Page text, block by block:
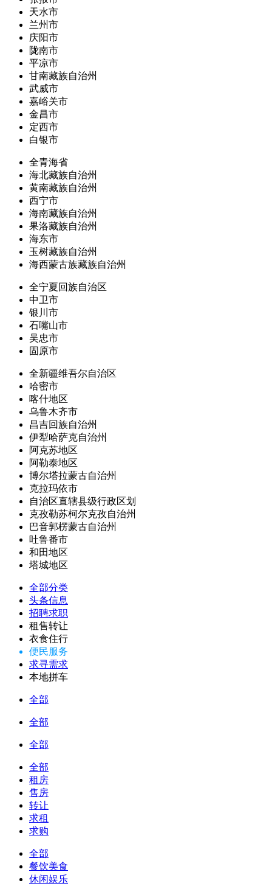
天水市
兰州市
庆阳市
陇南市
平凉市
甘南藏族自治州
武威市
嘉峪关市
金昌市
定西市
白银市
全青海省
海北藏族自治州
黄南藏族自治州
西宁市
海南藏族自治州
果洛藏族自治州
海东市
玉树藏族自治州
海西蒙古族藏族自治州
全宁夏回族自治区
中卫市
银川市
石嘴山市
吴忠市
固原市
全新疆维吾尔自治区
哈密市
喀什地区
乌鲁木齐市
昌吉回族自治州
伊犁哈萨克自治州
阿克苏地区
阿勒泰地区
博尔塔拉蒙古自治州
克拉玛依市
自治区直辖县级行政区划
克孜勒苏柯尔克孜自治州
巴音郭楞蒙古自治州
吐鲁番市
和田地区
塔城地区
全部分类
头条信息
招聘求职
租售转让
衣食住行
便民服务
求寻需求
本地拼车
全部
全部
全部
全部
租房
售房
转让
求租
求购
全部
餐饮美食
休闲娱乐